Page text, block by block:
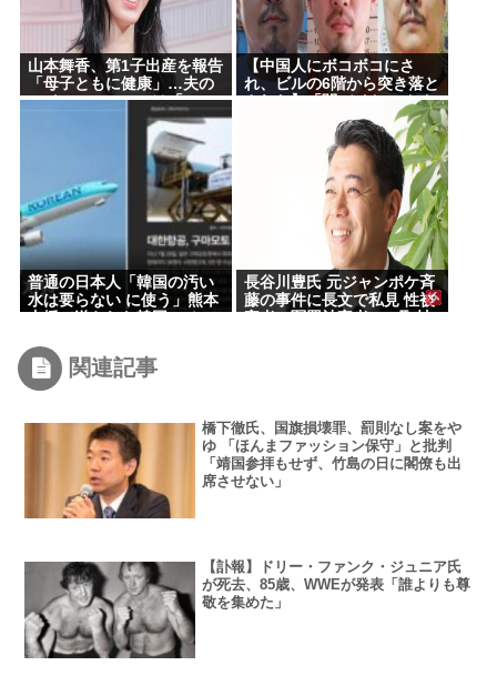
山本舞香、第1子出産を報告
「母子ともに健康」…夫の
マイファス・Hiroは「いい
ね」 森進一&森昌子さんの
【中国人にボコボコにさ
れ、ビルの6階から突き落と
された】「闇バイト」 トク
リュウの使い捨てにされた
悲惨すぎる実態 募集時の約
束は「月収300万円」も、
組織に入った瞬間、「お前
たちはだまされた」
普通の日本人「韓国の汚い
水は要らない に使う」熊本
長谷川豊氏 元ジャンポケ斉
藤の事件に長文で私見 性被
関連記事
橋下徹氏、国旗損壊罪、罰則なし案をや
ゆ 「ほんまファッション保守」と批判
「靖国参拝もせず、竹島の日に閣僚も出
席させない」
【訃報】ドリー・ファンク・ジュニア氏
が死去、85歳、WWEが発表「誰よりも尊
敬を集めた」